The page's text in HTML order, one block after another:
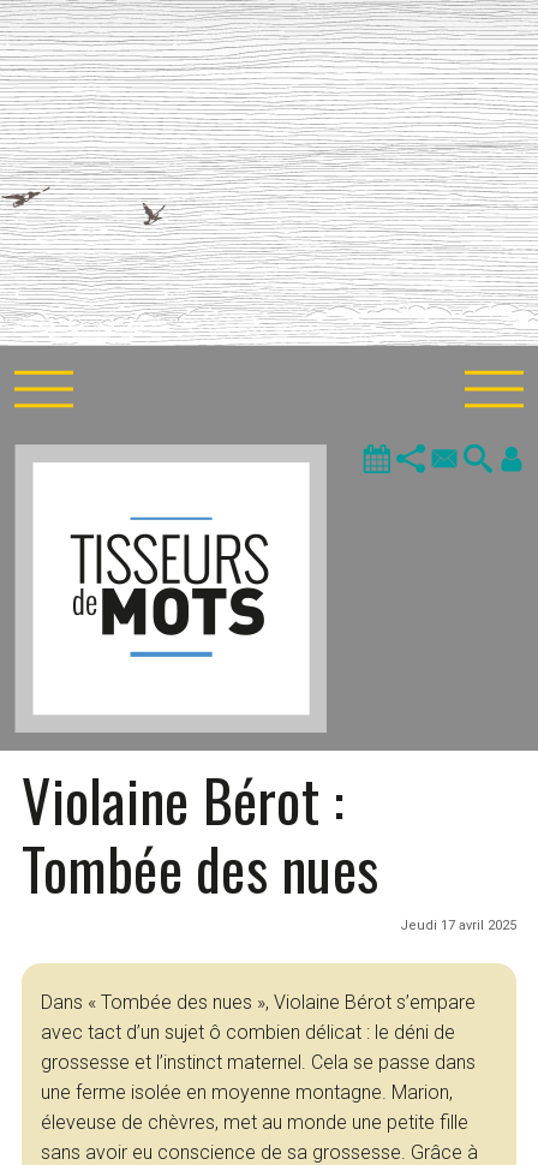
Violaine Bérot :
Tombée des nues
Jeudi 17 avril 2025
Dans « Tombée des nues », Violaine Bérot s’empare
avec tact d’un sujet ô combien délicat : le déni de
grossesse et l’instinct maternel. Cela se passe dans
une ferme isolée en moyenne montagne. Marion,
éleveuse de chèvres, met au monde une petite fille
sans avoir eu conscience de sa grossesse. Grâce à